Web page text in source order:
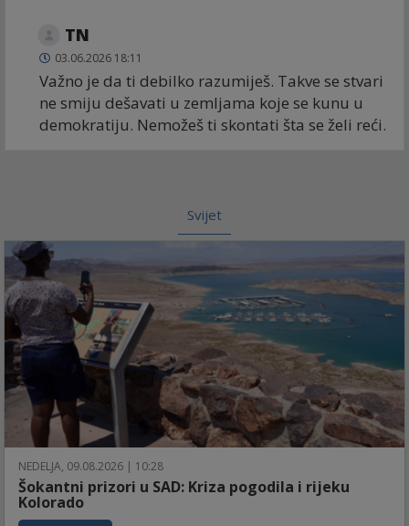
TN
03.06.2026 18:11
Važno je da ti debilko razumiješ. Takve se stvari
ne smiju dešavati u zemljama koje se kunu u
demokratiju. Nemožeš ti skontati šta se želi reći.
Svijet
NEDELJA, 09.08.2026 | 10:28
Šokantni prizori u SAD: Kriza pogodila i rijeku
Kolorado